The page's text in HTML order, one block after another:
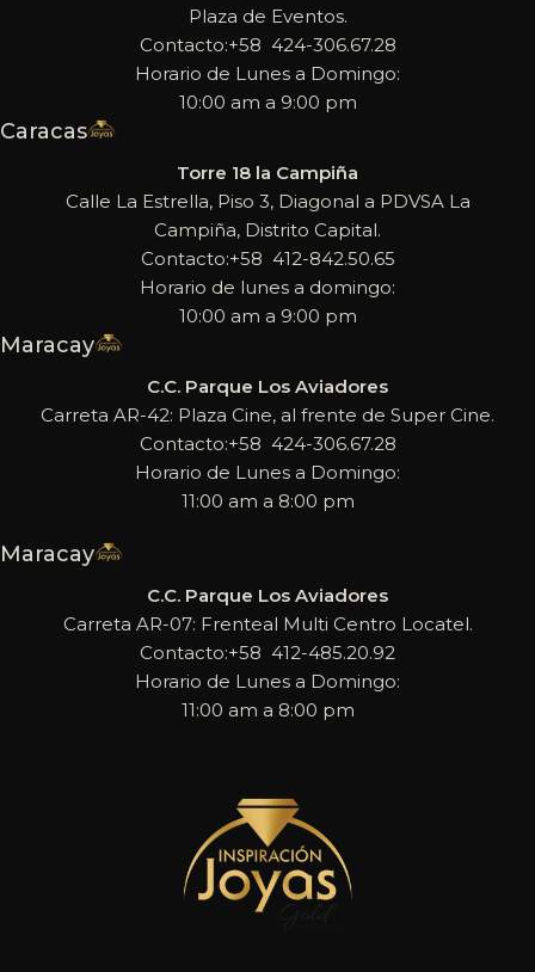
Plaza de Eventos.
Contacto:+58 424-306.67.28
Horario de Lunes a Domingo:
10:00 am a 9:00 pm
Caracas
Torre 18 la Campiña
Calle La Estrella, Piso 3, Diagonal a PDVSA La
Campiña, Distrito Capital.
Contacto:+58 412-842.50.65
Horario de lunes a domingo:
10:00 am a 9:00 pm
Maracay
C.C. Parque Los Aviadores
Carreta AR-42: Plaza Cine, al frente de Super Cine.
Contacto:+58 424-306.67.28
Horario de Lunes a Domingo:
11:00 am a 8:00 pm
Maracay
C.C. Parque Los Aviadores
Carreta AR-07: Frenteal Multi Centro Locatel.
Contacto:+58 412-485.20.92
Horario de Lunes a Domingo:
11:00 am a 8:00 pm